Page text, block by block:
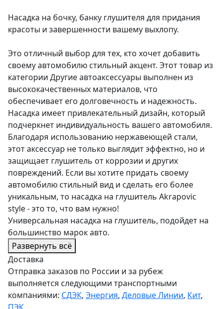
Насадка на бочку, банку глушителя для придания
красоты и завершенности вашему выхлопу.
Это отличный выбор для тех, кто хочет добавить
своему автомобилю стильный акцент. Этот товар из
категории Другие автоаксессуары выполнен из
высококачественных материалов, что
обеспечивает его долговечность и надежность.
Насадка имеет привлекательный дизайн, который
подчеркнет индивидуальность вашего автомобиля.
Благодаря использованию нержавеющей стали,
этот аксессуар не только выглядит эффектно, но и
защищает глушитель от коррозии и других
повреждений. Если вы хотите придать своему
автомобилю стильный вид и сделать его более
уникальным, то насадка на глушитель Akrapovic
style - это то, что вам нужно!
Универсальная насадка на глушитель, подойдет на
большинство марок авто.
Развернуть всё
Доставка
Отправка заказов по России и за рубеж
выполняется следующими транспортными
компаниями: СДЭК, Энергия, Деловые Линии, Кит,